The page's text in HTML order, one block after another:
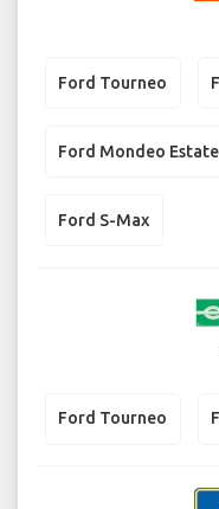
Ford Tourneo
Ford Mondeo Estate
Ford S-Max
Ford Tourneo